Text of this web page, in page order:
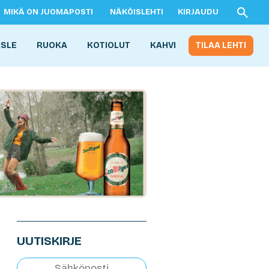
MIKÄ ON JUOMAPOSTI NÄKÖISLEHTI KIRJAUDU
RUOKA KOTIOLUT KAHVI TILAA LEHTI
UUTISKIRJE